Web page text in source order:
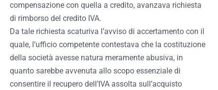
compensazione con quella a credito, avanzava richiesta
di rimborso del credito IVA.
Da tale richiesta scaturiva l’avviso di accertamento con il
quale, l’ufficio competente contestava che la costituzione
della società avesse natura meramente abusiva, in
quanto sarebbe avvenuta allo scopo essenziale di
consentire il recupero dell’IVA assolta sull’acquisto